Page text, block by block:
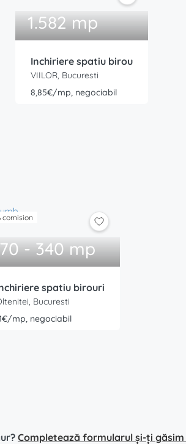
1.582 mp
Inchiriere spatiu birou
VIILOR, Bucuresti
8,85€/mp, negociabil
comision
- 340 mp
spatiu birouri
Bucuresti
mp, negociabil
Completează formularul și-ți